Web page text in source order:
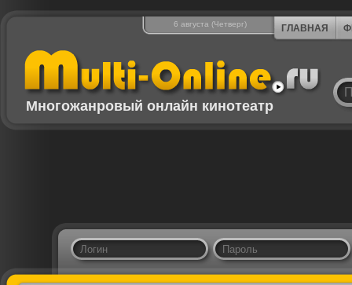
6 августа (Четверг) ГЛАВНАЯ
Многожанровый онлайн кинотеатр